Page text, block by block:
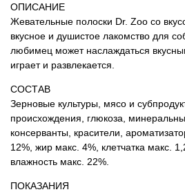
ОПИСАНИЕ
Жевательные полоски Dr. Zoo со
вкусное и душистое лакомство для
любимец может наслаждаться
играет и развлекается.
СОСТАВ
Зерновые культуры, мясо и
происхождения, глюкоза,
консерванты, красители,
12%, жир макс. 4%, клетчатка макс.
влажность макс. 22%.
ПОКАЗАНИЯ
Товары для лошадей
Товары для людей
Популярные зоотовары
Архив / Снято с производства